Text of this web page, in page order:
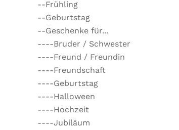
--Frühling
--Geburtstag
--Geschenke für...
----Bruder / Schwester
----Freund / Freundin
----Freundschaft
----Geburtstag
----Halloween
----Hochzeit
----Jubiläum